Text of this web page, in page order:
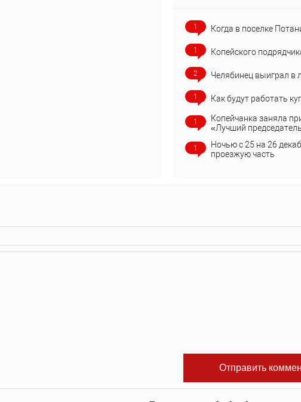
1 Когда в поселке
1 Копейского
2 Челябинец выиграл в
1 Как будут работать
1
Копейчанка заняла
«Лучший
1
Ночью с 25 на 26
проезжую часть